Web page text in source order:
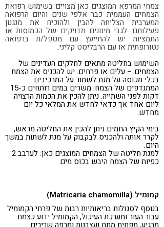
צמחי המרפא המוצגים כאן מצויים בשימוש רפואת
הצמחים העממית כבר אלפי שנים והיום הרפואה
המערבית הצליחה להבין ולהוכיח את מנגנון
פעילותם. לגבי מינונים מדויקים של הכמוסות או
התמציות יש להתייעץ עם מטפל/ת ברפואה
נטורופתית או עם הרבליסט קליני.
השימוש בחליטה מתאים לחלקים העדינים של
הצמחים – עלים או פרחים. יש להכניס את הצמח
בכלי מכוסה על מנת לשמור על המרכיבים
המתנדפים של הצמח. משרים במים רותחים כ-15
דקות לפני השתייה. ניתן להכין את הכמות הרצויה
ליום אחד אך כדאי לחדש את המלאי כל יום
מחדש.
בימי הקיץ החמים ניתן להכין את החליטה מראש,
לקרר אותה ולהכניס לבקבוק על מנת לשתות במשך
היום.
למנת חליטה של הצמחים המוצגים כאן: לערבב 2
כפיות של הצמח היבש בכוס מים.
קמומיל (Matricaria chamomilla)
בנוסף לסגולות בריאותיות רבות של פרחי הקמומיל
עבור העור ומערכת העיכול, הקמומיל ידוע כצמח